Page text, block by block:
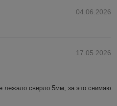
04.06.2026
17.05.2026
лежало сверло 5мм, за это снимаю